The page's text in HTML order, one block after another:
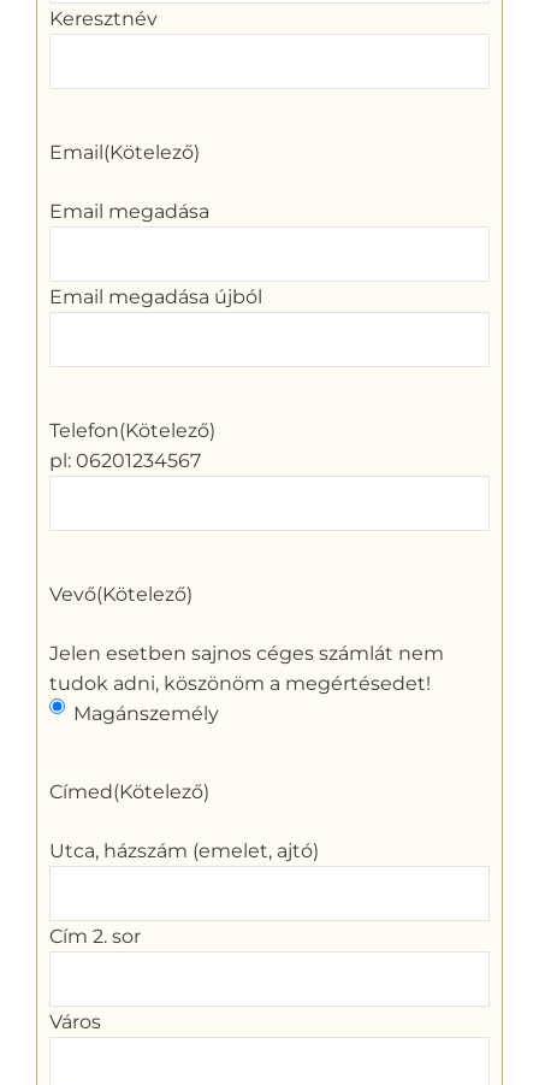
Keresztnév
Email(Kötelező)
Email megadása
Email megadása újból
Telefon(Kötelező)
pl: 06201234567
Vevő(Kötelező)
Jelen esetben sajnos céges számlát nem
tudok adni, köszönöm a megértésedet!
Magánszemély
Címed(Kötelező)
Utca, házszám (emelet, ajtó)
Cím 2. sor
Város